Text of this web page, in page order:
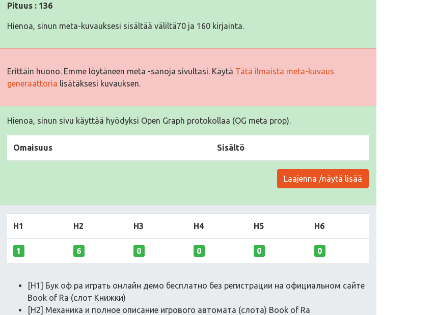
Pituus : 136
Hienoa, sinun meta-kuvauksesi sisältää väliltä70 ja 160 kirjainta.
Erittäin huono. Emme löytäneen meta -sanoja sivultasi. Käytä Tätä ilmaista meta-kuvaus
generaattoria lisätäksesi kuvauksen.
Hienoa, sinun sivu käyttää hyödyksi Open Graph protokollaa (OG meta prop).
Omaisuus Sisältö
Laajenna /näytä lisää
H1 H2 H3 H4 H5 H6
1 6 0 0 0 0
[H1] Бук оф ра играть онлайн демо бесплатно без регистрации на официальном сайте
Book of Ra (слот Книжки)
[H2] Механика и полное описание игрового автомата (слота) Book of Ra